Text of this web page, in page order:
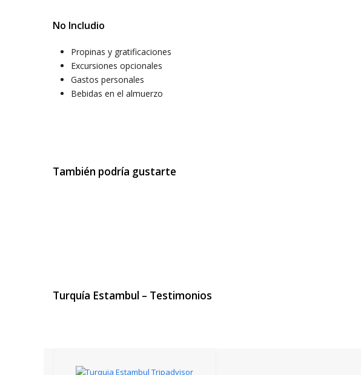
No Includio
Propinas y gratificaciones
Excursiones opcionales
Gastos personales
Bebidas en el almuerzo
También podría gustarte
Turquía Estambul – Testimonios